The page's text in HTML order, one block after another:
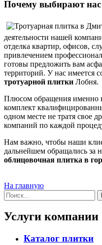
Почему выбирают нас
деятельности нашей
отделка квартир, офисов,
привлечением
готовы предложить вам
территорий. У нас имеется
тротуарной плитки Лобня.
Плюсом обращения именно к
комплект
одном месте не тратя свое
компаний по каждой
Нам важно, чтобы наши
дальнейшем обращались за
облицовочная плитка в
На главную
Услуги компании
Каталог плитки